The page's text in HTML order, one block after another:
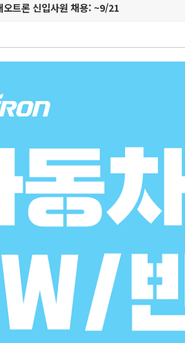
트론 신입사원 채용: ~9/21